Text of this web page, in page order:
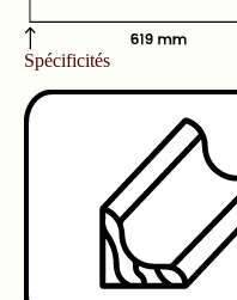
Spécificités